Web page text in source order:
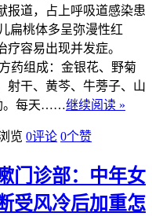
报道，占上呼吸道感染患
扁桃体多呈弥漫性红
容易出现并发症。
组成：金银花、野菊
射干、黄芩、牛蒡子、山
。每天……继续阅读 »
览 0评论 0个赞
门诊部：中年女
受风冷后加重怎